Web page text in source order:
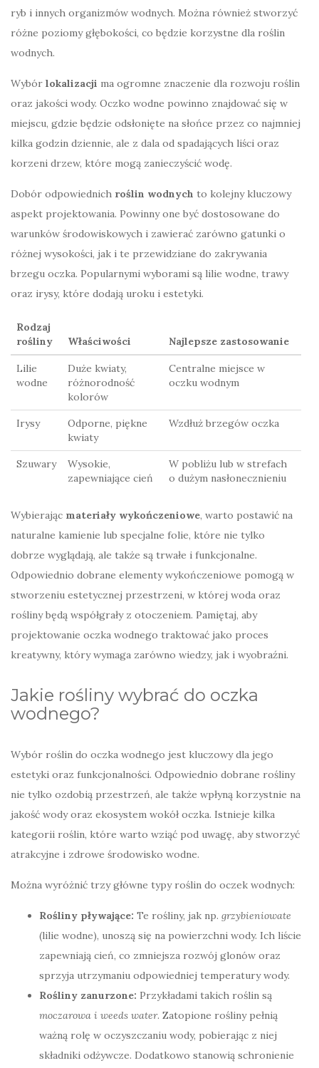
ryb i innych organizmów wodnych. Można również stworzyć
różne poziomy głębokości, co będzie korzystne dla roślin
wodnych.
Wybór lokalizacji ma ogromne znaczenie dla rozwoju roślin
oraz jakości wody. Oczko wodne powinno znajdować się w
miejscu, gdzie będzie odsłonięte na słońce przez co najmniej
kilka godzin dziennie, ale z dala od spadających liści oraz
korzeni drzew, które mogą zanieczyścić wodę.
Dobór odpowiednich roślin wodnych to kolejny kluczowy
aspekt projektowania. Powinny one być dostosowane do
warunków środowiskowych i zawierać zarówno gatunki o
różnej wysokości, jak i te przewidziane do zakrywania
brzegu oczka. Popularnymi wyborami są lilie wodne, trawy
oraz irysy, które dodają uroku i estetyki.
Rodzaj
rośliny
Właściwości Najlepsze zastosowanie
Lilie
wodne
Duże kwiaty,
różnorodność
kolorów
Centralne miejsce w
oczku wodnym
Irysy
Odporne, piękne
kwiaty
Wzdłuż brzegów oczka
Szuwary
Wysokie,
zapewniające cień
W pobliżu lub w strefach
o dużym nasłonecznieniu
Wybierając materiały wykończeniowe, warto postawić na
naturalne kamienie lub specjalne folie, które nie tylko
dobrze wyglądają, ale także są trwałe i funkcjonalne.
Odpowiednio dobrane elementy wykończeniowe pomogą w
stworzeniu estetycznej przestrzeni, w której woda oraz
rośliny będą współgrały z otoczeniem. Pamiętaj, aby
projektowanie oczka wodnego traktować jako proces
kreatywny, który wymaga zarówno wiedzy, jak i wyobraźni.
Jakie rośliny wybrać do oczka
wodnego?
Wybór roślin do oczka wodnego jest kluczowy dla jego
estetyki oraz funkcjonalności. Odpowiednio dobrane rośliny
nie tylko ozdobią przestrzeń, ale także wpłyną korzystnie na
jakość wody oraz ekosystem wokół oczka. Istnieje kilka
kategorii roślin, które warto wziąć pod uwagę, aby stworzyć
atrakcyjne i zdrowe środowisko wodne.
Można wyróżnić trzy główne typy roślin do oczek wodnych:
Rośliny pływające: Te rośliny, jak np. grzybieniowate
(lilie wodne), unoszą się na powierzchni wody. Ich liście
zapewniają cień, co zmniejsza rozwój glonów oraz
sprzyja utrzymaniu odpowiedniej temperatury wody.
Rośliny zanurzone: Przykładami takich roślin są
moczarowa i weeds water. Zatopione rośliny pełnią
ważną rolę w oczyszczaniu wody, pobierając z niej
składniki odżywcze. Dodatkowo stanowią schronienie